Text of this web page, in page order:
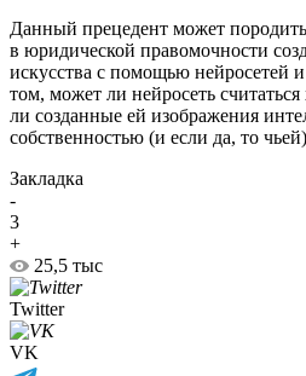
Данный прецедент может
в юридической правомочности
искусства с помощью нейросетей
том, может ли нейросеть
ли созданные ей изображения
собственностью (и если да, то
Закладка
-
3
+
25,5 тыс
Twitter
VK